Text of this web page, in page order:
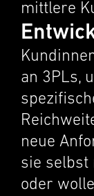
mittlere
an 3PLs,
neue
sie selbst
oder